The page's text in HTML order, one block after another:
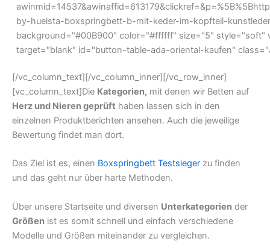
by-huelsta-boxspringbett-b-mit-keder-im-kopfteil-
background="#00B900" color="#ffffff" size="5"
target="blank" id="button-table-ada-oriental-kaufen"
[/vc_column_text][/vc_column_inner][/vc_row_inner]
[vc_column_text]Die Kategorien, mit denen wir Betten auf
Herz und Nieren geprüft haben lassen sich in den
einzelnen Produktberichten ansehen. Auch die jeweilige
Bewertung findet man dort.
Das Ziel ist es, einen Boxspringbett Testsieger zu finden
und das geht nur über harte Methoden.
Über unsere Startseite und diversen Unterkategorien der
Größen ist es somit schnell und einfach verschiedene
Modelle und Größen miteinander zu vergleichen.